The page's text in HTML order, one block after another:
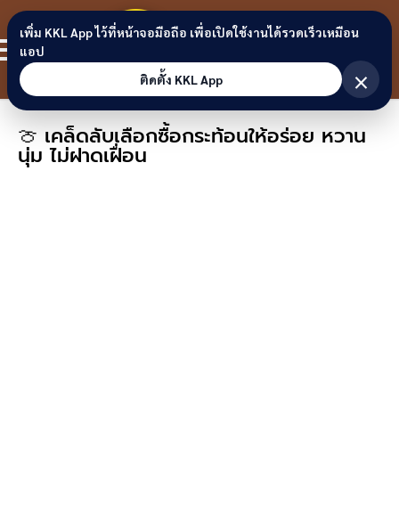
Skip to content
ขอนแก่น
ลิงก์
🍈 เคล็ดลับเลือกซื้อกระท้อนให้อร่อย หวาน
นุ่ม ไม่ฝาดเฝื่อน
เพิ่ม KKL App ไว้ที่หน้าจอมือถือ เพื่อเปิดใช้งานได้รวดเร็วเหมือน
แอป
ติดตั้ง KKL App
×